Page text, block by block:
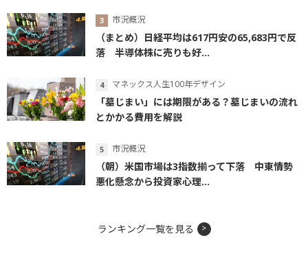
市況概況
（まとめ）日経平均は617円安の65,683円で反
落 半導体株に売りも好...
マネックス人生100年デザイン
「墓じまい」には期限がある？墓じまいの流れ
とかかる費用を解説
市況概況
（朝）米国市場は3指数揃って下落 中東情勢
悪化懸念から投資家心理...
ランキング一覧を見る